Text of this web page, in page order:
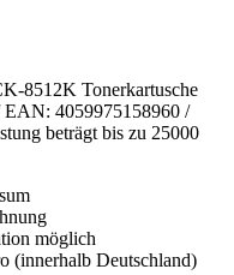
8512K Tonerkartusche
4059975158960 /
beträgt bis zu 25000
möglich
(innerhalb Deutschland)